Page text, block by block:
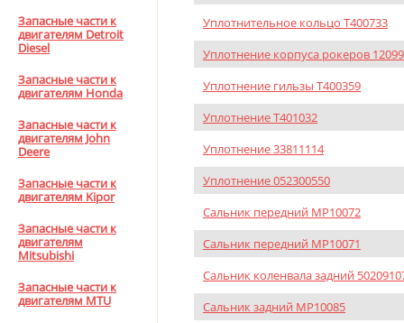
Запасные части к
двигателям Detroit
Diesel
Запасные части к
двигателям Honda
Запасные части к
двигателям John
Deere
Запасные части к
двигателям Kipor
Запасные части к
двигателям
Mitsubishi
Запасные части к
двигателям MTU
Уплотнительное кольцо T400733
Уплотнение корпуса рокеров
Уплотнение гильзы T400359
Уплотнение T401032
Уплотнение 33811114
Уплотнение 052300550
Сальник передний MP10072
Сальник передний MP10071
Сальник коленвала задний
Сальник задний MP10085